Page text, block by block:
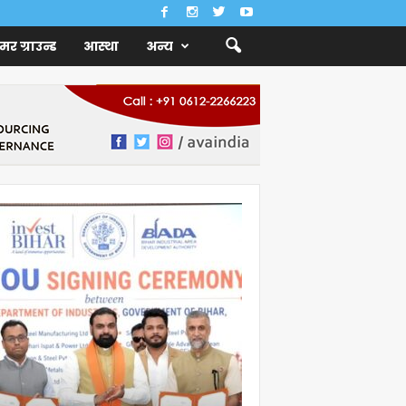
ग्राउन्ड आस्था अन्य